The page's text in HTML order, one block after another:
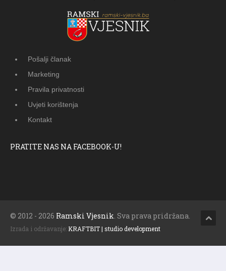
Pošalji članak
Marketing
Pravila privatnosti
Uvjeti korištenja
Kontakt
PRATITE NAS NA FACEBOOK-U!
© 2012 - 2026 Ramski Vjesnik . Sva prava pridržana.
Izrada i održavanje: KRAFTBIT | studio development